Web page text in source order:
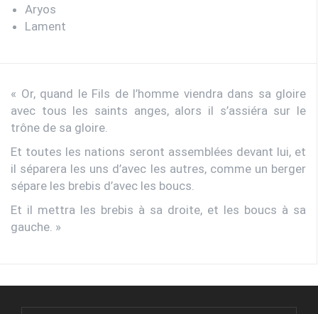
Aryos
Lament
« Or, quand le Fils de l’homme viendra dans sa gloire
avec tous les saints anges, alors il s’assiéra sur le
trône de sa gloire.
Et toutes les nations seront assemblées devant lui, et
il séparera les uns d’avec les autres, comme un berger
sépare les brebis d’avec les boucs.
Et il mettra les brebis à sa droite, et les boucs à sa
gauche. »